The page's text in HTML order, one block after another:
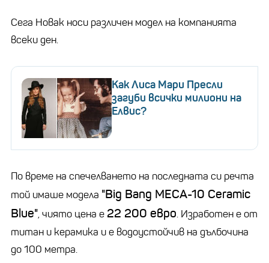
Сега Новак носи различен модел на компанията
всеки ден.
Как Лиса Мари Пресли
загуби всички милиони на
Елвис?
По време на спечелването на последната си речта
той имаше модела "Big Bang MECA-10 Ceramic
Blue", чиято цена е 22 200 евро. Изработен е от
титан и керамика и е водоустойчив на дълбочина
до 100 метра.